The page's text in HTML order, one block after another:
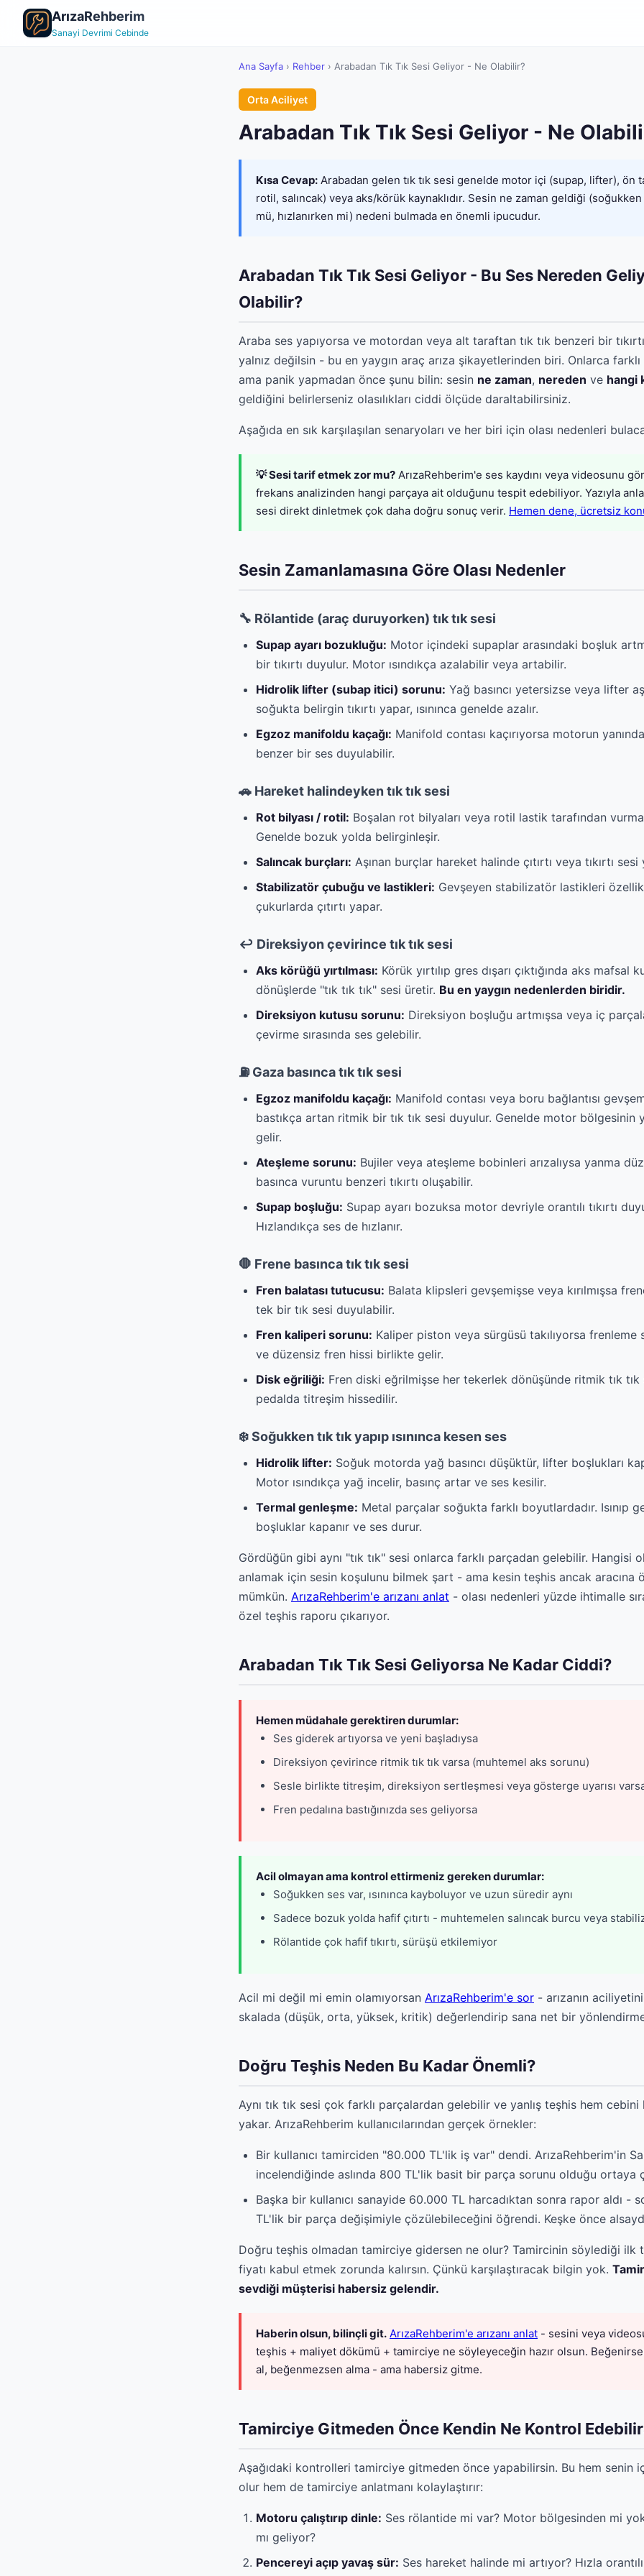
ArızaRehberim
Sanayi Devrimi Cebinde
Ana Sayfa › Rehber › Arabadan Tık Tık Sesi Geliyor - Ne Olabilir?
Orta Aciliyet
Arabadan Tık Tık Sesi Geliyor - Ne
Kısa Cevap: Arabadan gelen tık tık sesi genelde motor içi (supap, lifter), ön
rotil, salıncak) veya aks/körük kaynaklıdır. Sesin ne zaman geldiği
mü, hızlanırken mi) nedeni bulmada en önemli ipucudur.
Arabadan Tık Tık Sesi Geliyor - Bu Ses Nereden
Olabilir?
Araba ses yapıyorsa ve motordan veya alt taraftan tık tık benzeri bir
yalnız değilsin - bu en yaygın araç arıza şikayetlerinden biri. Onlarca
ama panik yapmadan önce şunu bilin: sesin ne zaman, nereden ve hangi
geldiğini belirlerseniz olasılıkları ciddi ölçüde daraltabilirsiniz.
Aşağıda en sık karşılaşılan senaryoları ve her biri için olası nedenleri
💡 Sesi tarif etmek zor mu? ArızaRehberim'e ses kaydını veya videosunu
frekans analizinden hangi parçaya ait olduğunu tespit edebiliyor. Yazıyla
sesi direkt dinletmek çok daha doğru sonuç verir. Hemen dene, ücretsiz
Sesin Zamanlamasına Göre Olası Nedenler
🔧 Rölantide (araç duruyorken) tık tık sesi
Supap ayarı bozukluğu: Motor içindeki supaplar arasındaki boşluk
bir tıkırtı duyulur. Motor ısındıkça azalabilir veya artabilir.
Hidrolik lifter (subap itici) sorunu: Yağ basıncı yetersizse veya lifter
soğukta belirgin tıkırtı yapar, ısınınca genelde azalır.
Egzoz manifoldu kaçağı: Manifold contası kaçırıyorsa motorun
benzer bir ses duyulabilir.
🚗 Hareket halindeyken tık tık sesi
Rot bilyası / rotil: Boşalan rot bilyaları veya rotil lastik tarafından
Genelde bozuk yolda belirginleşir.
Salıncak burçları: Aşınan burçlar hareket halinde çıtırtı veya tıkırtı sesi
Stabilizatör çubuğu ve lastikleri: Gevşeyen stabilizatör lastikleri
çukurlarda çıtırtı yapar.
↩️ Direksiyon çevirince tık tık sesi
Aks körüğü yırtılması: Körük yırtılıp gres dışarı çıktığında aks mafsal
dönüşlerde "tık tık tık" sesi üretir. Bu en yaygın nedenlerden biridir.
Direksiyon kutusu sorunu: Direksiyon boşluğu artmışsa veya iç
çevirme sırasında ses gelebilir.
⛽ Gaza basınca tık tık sesi
Egzoz manifoldu kaçağı: Manifold contası veya boru bağlantısı
bastıkça artan ritmik bir tık tık sesi duyulur. Genelde motor bölgesinin
gelir.
Ateşleme sorunu: Bujiler veya ateşleme bobinleri arızalıysa yanma
basınca vuruntu benzeri tıkırtı oluşabilir.
Supap boşluğu: Supap ayarı bozuksa motor devriyle orantılı tıkırtı
Hızlandıkça ses de hızlanır.
🛑 Frene basınca tık tık sesi
Fren balatası tutucusu: Balata klipsleri gevşemişse veya kırılmışsa
tek bir tık sesi duyulabilir.
Fren kaliperi sorunu: Kaliper piston veya sürgüsü takılıyorsa frenleme
ve düzensiz fren hissi birlikte gelir.
Disk eğriliği: Fren diski eğrilmişse her tekerlek dönüşünde ritmik tık tık
pedalda titreşim hissedilir.
❄️ Soğukken tık tık yapıp ısınınca kesen ses
Hidrolik lifter: Soğuk motorda yağ basıncı düşüktür, lifter boşlukları
Motor ısındıkça yağ incelir, basınç artar ve ses kesilir.
Termal genleşme: Metal parçalar soğukta farklı boyutlardadır. Isınıp
boşluklar kapanır ve ses durur.
Gördüğün gibi aynı "tık tık" sesi onlarca farklı parçadan gelebilir. Hangisi
anlamak için sesin koşulunu bilmek şart - ama kesin teşhis ancak aracına
mümkün. ArızaRehberim'e arızanı anlat - olası nedenleri yüzde ihtimalle
özel teşhis raporu çıkarıyor.
Arabadan Tık Tık Sesi Geliyorsa Ne Kadar Ciddi?
Hemen müdahale gerektiren durumlar:
Ses giderek artıyorsa ve yeni başladıysa
Direksiyon çevirince ritmik tık tık varsa (muhtemel aks sorunu)
Sesle birlikte titreşim, direksiyon sertleşmesi veya gösterge uyarısı
Fren pedalına bastığınızda ses geliyorsa
Acil olmayan ama kontrol ettirmeniz gereken durumlar:
Soğukken ses var, ısınınca kayboluyor ve uzun süredir aynı
Sadece bozuk yolda hafif çıtırtı - muhtemelen salıncak burcu veya
Rölantide çok hafif tıkırtı, sürüşü etkilemiyor
Acil mi değil mi emin olamıyorsan ArızaRehberim'e sor - arızanın
skalada (düşük, orta, yüksek, kritik) değerlendirip sana net bir
Doğru Teşhis Neden Bu Kadar Önemli?
Aynı tık tık sesi çok farklı parçalardan gelebilir ve yanlış teşhis hem cebini
yakar. ArızaRehberim kullanıcılarından gerçek örnekler:
Bir kullanıcı tamirciden "80.000 TL'lik iş var" dendi. ArızaRehberim'in
incelendiğinde aslında 800 TL'lik basit bir parça sorunu olduğu ortaya
Başka bir kullanıcı sanayide 60.000 TL harcadıktan sonra rapor aldı -
TL'lik bir parça değişimiyle çözülebileceğini öğrendi. Keşke önce
Doğru teşhis olmadan tamirciye gidersen ne olur? Tamircinin söylediği ilk
fiyatı kabul etmek zorunda kalırsın. Çünkü karşılaştıracak bilgin yok.
sevdiği müşterisi habersiz gelendir.
Haberin olsun, bilinçli git. ArızaRehberim'e arızanı anlat - sesini veya
teşhis + maliyet dökümü + tamirciye ne söyleyeceğin hazır olsun.
al, beğenmezsen alma - ama habersiz gitme.
Tamirciye Gitmeden Önce Kendin Ne Kontrol
Aşağıdaki kontrolleri tamirciye gitmeden önce yapabilirsin. Bu hem senin
olur hem de tamirciye anlatmanı kolaylaştırır:
Motoru çalıştırıp dinle: Ses rölantide mi var? Motor bölgesinden mi
mı geliyor?
Pencereyi açıp yavaş sür: Ses hareket halinde mi artıyor? Hızla orantılı